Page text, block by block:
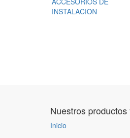
INSTALACION
Nuestros
Inicio